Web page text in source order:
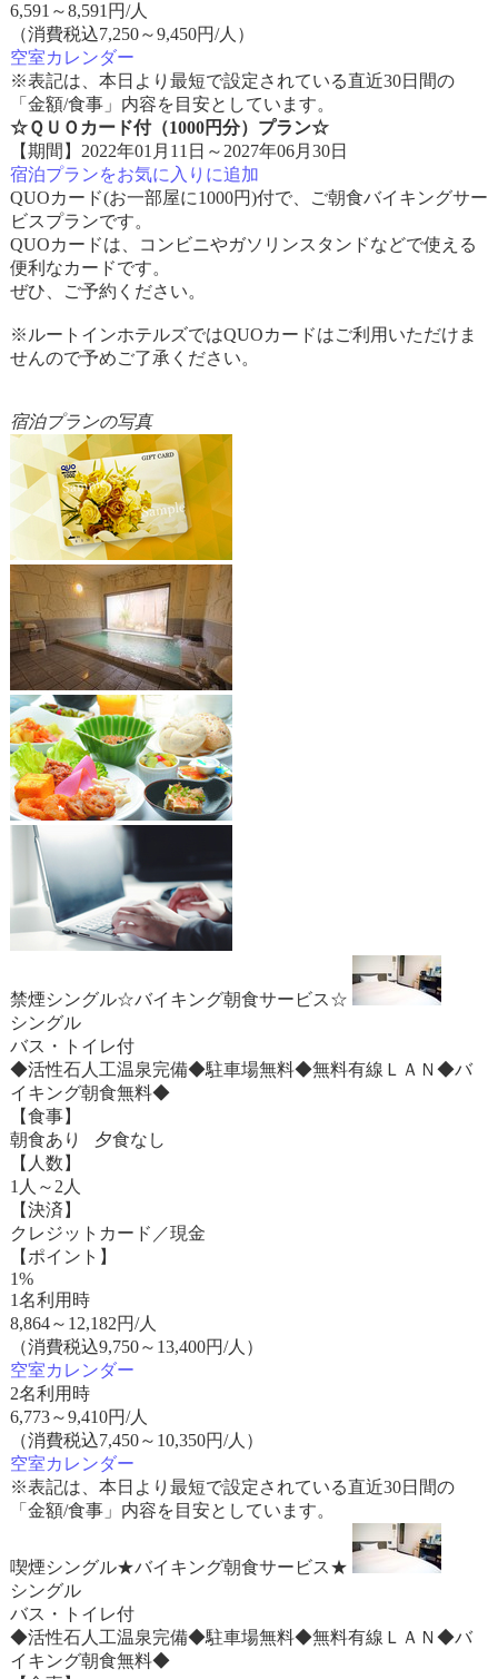
6,591 ～8,591 円/人
（消費税込7,250～9,450円/人）
空室カレンダー
※表記は、本日より最短で設定されている直近30日間の
「金額/食事」内容を目安としています。
☆ＱＵＯカード付（1000円分）プラン☆
【期間】2022年01月11日～2027年06月30日
宿泊プランをお気に入りに追加
QUOカード(お一部屋に1000円)付で、ご朝食バイキングサー
ビスプランです。
QUOカードは、コンビニやガソリンスタンドなどで使える
便利なカードです。
ぜひ、ご予約ください。
※ルートインホテルズではQUOカードはご利用いただけま
せんので予めご了承ください。
宿泊プランの写真
禁煙シングル☆バイキング朝食サービス☆
シングル
バス・トイレ付
◆活性石人工温泉完備◆駐車場無料◆無料有線ＬＡＮ◆バ
イキング朝食無料◆
【食事】
朝食あり 夕食なし
【人数】
1人～2人
【決済】
クレジットカード／現金
【ポイント】
1%
1名利用時
8,864～ 12,182円/人
（消費税込9,750～13,400円/人）
空室カレンダー
2名利用時
6,773～9,410円/人
（消費税込7,450～10,350円/人）
空室カレンダー
※表記は、本日より最短で設定されている直近30日間の
「金額/食事」内容を目安としています。
喫煙シングル★バイキング朝食サービス★
シングル
バス・トイレ付
◆活性石人工温泉完備◆駐車場無料◆無料有線ＬＡＮ◆バ
イキング朝食無料◆